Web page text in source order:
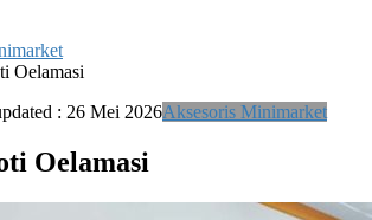
Oelamasi
: 26 Mei 2026Aksesoris Minimarket
Oelamasi